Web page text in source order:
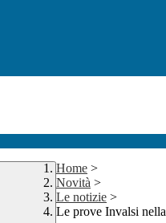
Home >
Novità >
Le notizie >
Le prove Invalsi